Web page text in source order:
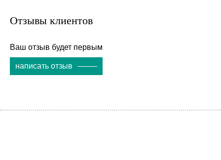
Отзывы клиентов
Ваш отзыв будет первым
написать отзыв